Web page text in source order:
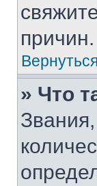
причин.
» Что